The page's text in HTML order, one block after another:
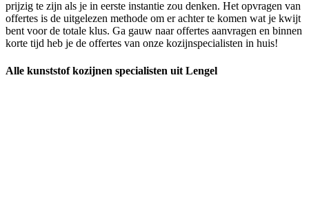
prijzig te zijn als je in eerste instantie zou denken. Het opvragen van
offertes is de uitgelezen methode om er achter te komen wat je kwijt
bent voor de totale klus. Ga gauw naar offertes aanvragen en binnen
korte tijd heb je de offertes van onze kozijnspecialisten in huis!
Alle kunststof kozijnen specialisten uit Lengel